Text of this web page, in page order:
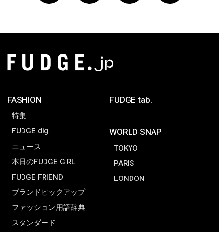
FASHION
特集
FUDGE dig.
ニュース
本日のFUDGE GIRL
FUDGE FRIEND
ブランドピックアップ
ファッション用語辞典
スタンダード
FUDGE tab.
WORLD SNAP
TOKYO
PARIS
LONDON